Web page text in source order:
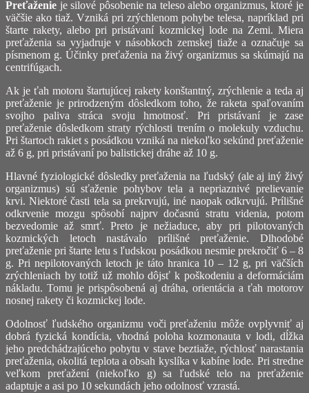
Preťaženie je silové pôsobenie na teleso alebo organizmus, ktoré je
väčšie ako tiaž. Vzniká pri zrýchlenom pohybe telesa, napríklad pri
štarte rakety, alebo pri pristávaní kozmickej lode na Zemi. Miera
preťaženia sa vyjadruje v násobkoch zemskej tiaže a označuje sa
písmenom g. Účinky preťaženia na živý organizmus sa skúmajú na
centrifúgach.
Ak je ťah motoru štartujúcej rakety konštantný, zrýchlenie a teda aj
preťaženie je prirodzeným dôsledkom toho, že raketa spaľovaním
svojho paliva stráca svoju hmotnosť. Pri pristávaní je zase
preťaženie dôsledkom straty rýchlosti trením o molekuly vzduchu.
Pri štartoch rakiet s posádkou vzniká na niekoľko sekúnd preťaženie
až 6 g, pri pristávaní po balistickej dráhe až 10 g.
Hlavné fyziologické dôsledky preťaženia na ľudský (ale aj iný živý
organizmus) sú sťaženie pohybov tela a nepriaznivé prelievanie
krvi. Niektoré časti tela sa prekrvujú, iné naopak odkrvujú. Prílišné
odkrvenie mozgu spôsobí najprv dočasnú stratu videnia, potom
bezvedomie až smrť. Preto je nežiaduce, aby pri pilotovaných
kozmických letoch nastávalo prílišné preťaženie. Dlhodobé
preťaženie pri štarte letu s ľudskou posádkou nesmie prekročiť 6 – 8
g. Pri nepilotovaných letoch je táto hranica 10 – 12 g, pri väčších
zrýchleniach by totiž už mohlo dôjsť k poškodeniu a deformáciám
nákladu. Tomu je prispôsobená aj dráha, orientácia a ťah motorov
nosnej rakety či kozmickej lode.
Odolnosť ľudského organizmu voči preťaženiu môže ovplyvniť aj
dobrá fyzická kondícia, vhodná poloha kozmonauta v lodi, dĺžka
jeho predchádzajúceho pobytu v stave beztiaže, rýchlosť narastania
preťaženia, okolitá teplota a obsah kyslíka v kabíne lode. Pri stredne
veľkom preťažení (niekoľko g) sa ľudské telo na preťaženie
adaptuje a asi po 10 sekundách jeho odolnosť vzrastá.